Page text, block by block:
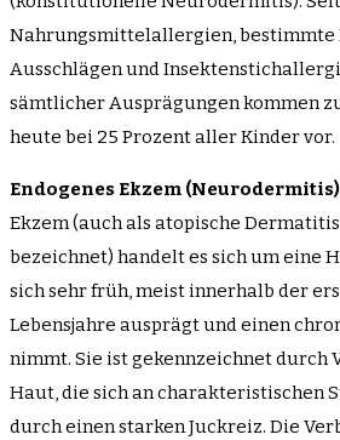
Nahrungsmittelallergien, bestimmte
Ausschlägen und
sämtlicher Ausprägungen kommen
heute bei 25 Prozent aller Kinder vor.
Endogenes Ekzem
Ekzem (auch als atopische
bezeichnet) handelt es sich um eine
sich sehr früh, meist innerhalb der
Lebensjahre ausprägt und einen
nimmt. Sie ist gekennzeichnet durch
Haut, die sich an charakteristischen
durch einen starken Juckreiz. Die